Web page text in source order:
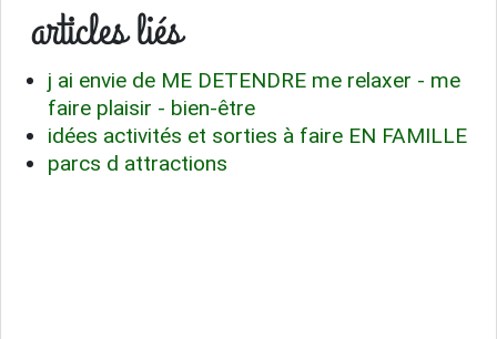
articles liés
j ai envie de ME DETENDRE me relaxer - me
faire plaisir - bien-être
idées activités et sorties à faire EN FAMILLE
parcs d attractions